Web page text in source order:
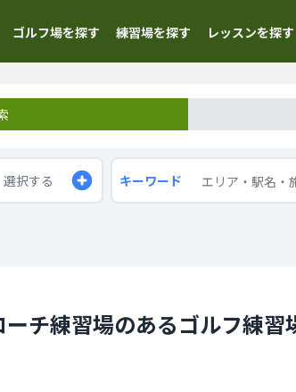
ゴルフ場を探す 練習場を探す レッスンを探す
選択する キーワード
チ練習場のあるゴルフ練